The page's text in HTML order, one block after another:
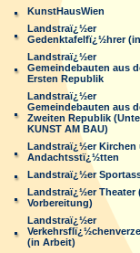
KunstHausWien
Landstraï¿½er
Gedenktafelfï¿½hrer
Landstraï¿½er
Gemeindebauten aus
Ersten Republik
Landstraï¿½er
Gemeindebauten aus
Zweiten Republik
KUNST AM BAU)
Landstraï¿½er Kirchen
Andachtsstï¿½tten
Landstraï¿½er
Landstraï¿½er Theater
Vorbereitung)
Landstraï¿½er
(in Arbeit)